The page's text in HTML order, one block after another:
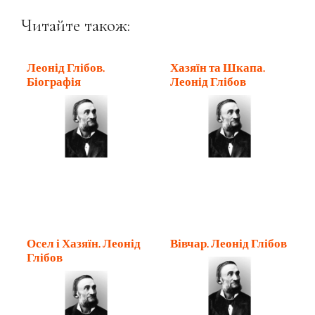
Читайте також:
Леонід Глібов.
Біографія
Хазяїн та Шкапа.
Леонід Глібов
Осел і Хазяїн. Леонід
Глібов
Вівчар. Леонід Глібов